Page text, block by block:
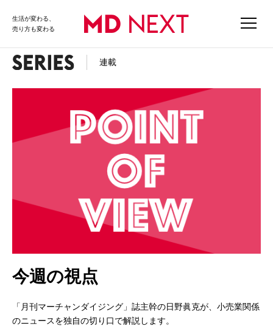
生活が変わる、
売り方も変わる
連載
今週の視点
「月刊マーチャンダイジング」誌主幹の日野眞克が、小売業関係
のニュースを独自の切り口で解説します。